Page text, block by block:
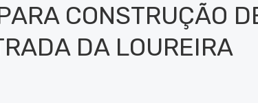
CONSTRUÇÃO
DA LOUREIRA